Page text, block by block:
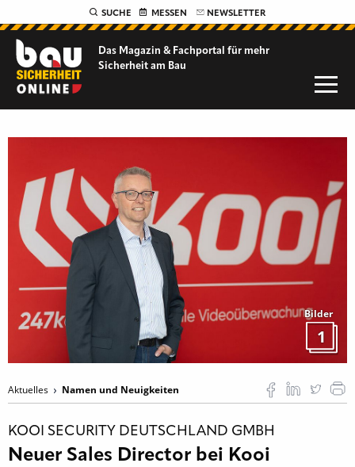
SUCHE MESSEN NEWSLETTER
Das Magazin & Fachportal für mehr
Sicherheit am Bau
Bilder
1
Aktuelles Namen und Neuigkeiten
KOOI SECURITY DEUTSCHLAND GMBH
Neuer Sales Director bei Kooi